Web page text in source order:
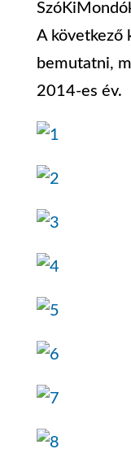
A következő
bemutatni,
2014-es év.